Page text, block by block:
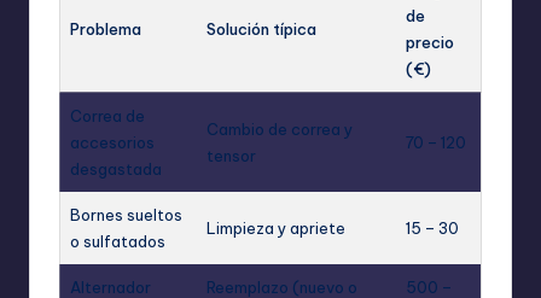
Problema Solución típica
de
precio
(€)
Correa de
accesorios
desgastada
Cambio de correa y
tensor
70 – 120
Bornes sueltos
o sulfatados
Limpieza y apriete 15 – 30
Alternador
Reemplazo (nuevo o
500 –